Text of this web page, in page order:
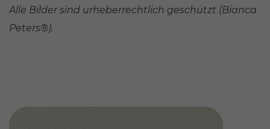
Alle Bilder sind urheberrechtlich geschützt (Bianca
Peters®).